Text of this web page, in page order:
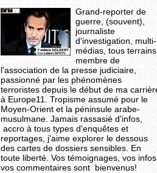
Grand-reporter de
guerre, (souvent),
journaliste
d'investigation, multi-
médias, tous terrains,
membre de
l'association de la presse judiciaire,
passionné par les phénomènes
terroristes depuis le début de ma
à Europe11. Tropisme assumé pour le
Moyen-Orient et la péninsule arabe-
musulmane. Jamais rassasié d'infos,
accro à tous types d'enquêtes et
reportages, j'aime explorer le dessous
des cartes de dossiers sensibles. En
toute liberté. Vos témoignages, vos infos,
vos commentaires sont bienvenus!